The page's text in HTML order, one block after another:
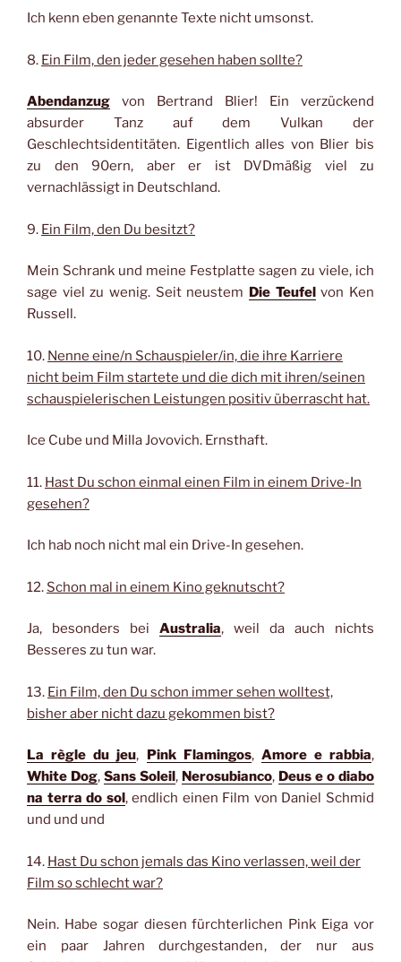
Ich kenn eben genannte Texte nicht umsonst.
8. Ein Film, den jeder gesehen haben sollte?
Abendanzug von Bertrand Blier! Ein verzückend
absurder Tanz auf dem Vulkan der
Geschlechtsidentitäten. Eigentlich alles von Blier bis
zu den 90ern, aber er ist DVDmäßig viel zu
vernachlässigt in Deutschland.
9. Ein Film, den Du besitzt?
Mein Schrank und meine Festplatte sagen zu viele, ich
sage viel zu wenig. Seit neustem Die Teufelvon Ken
Russell.
10. Nenne eine/n Schauspieler/in, die ihre Karriere
nicht beim Film startete und die dich mit ihren/seinen
schauspielerischen Leistungen positiv überrascht hat.
Ice Cube und Milla Jovovich. Ernsthaft.
11. Hast Du schon einmal einen Film in einem Drive-In
gesehen?
Ich hab noch nicht mal ein Drive-In gesehen.
12. Schon mal in einem Kino geknutscht?
Ja, besonders bei Australia, weil da auch nichts
Besseres zu tun war.
13. Ein Film, den Du schon immer sehen wolltest,
bisher aber nicht dazu gekommen bist?
La règle du jeu, Pink Flamingos, Amore e rabbia,
White Dog, Sans Soleil, Nerosubianco, Deus e o diabo
na terra do sol, endlich einen Film von Daniel Schmid
und und und
14. Hast Du schon jemals das Kino verlassen, weil der
Film so schlecht war?
Nein. Habe sogar diesen fürchterlichen Pink Eiga vor
ein paar Jahren durchgestanden, der nur aus